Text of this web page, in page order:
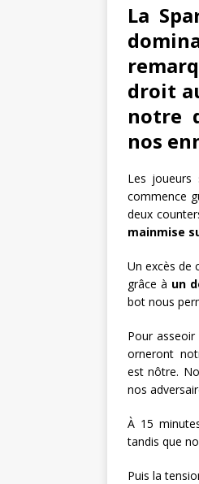
La
droit
notre
nos
Les joueurs
commence
deux
mainmise
Un excès de
grâce à un
bot nous
Pour
orneront
est nôtre.
nos
À 15
tandis que
Puis la